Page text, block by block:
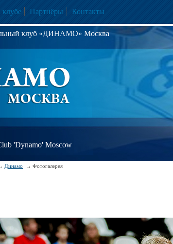
Партнёры Контакты
клуб «ДИНАМО» Москва
'Dynamo' Moscow
Динамо Фотогалерея